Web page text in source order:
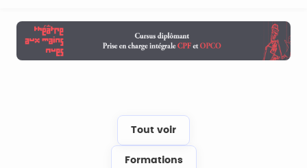
Tout voir
Formations